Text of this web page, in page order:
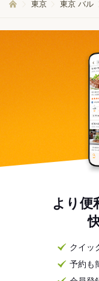
東京 東京 バル
より便
クイッ
予約も